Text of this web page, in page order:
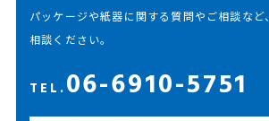
パッケージや紙器に関する質問やご相談な
相談ください。
TEL.06-6910-5751